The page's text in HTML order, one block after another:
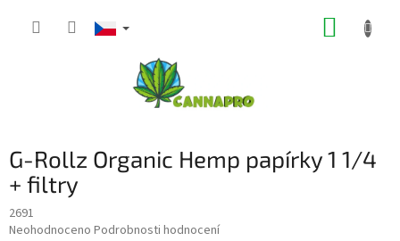
G-Rollz Organic Hemp papírky 1 1/4
+ filtry
2691
Průměrné
Neohodnoceno Podrobnosti hodnocení